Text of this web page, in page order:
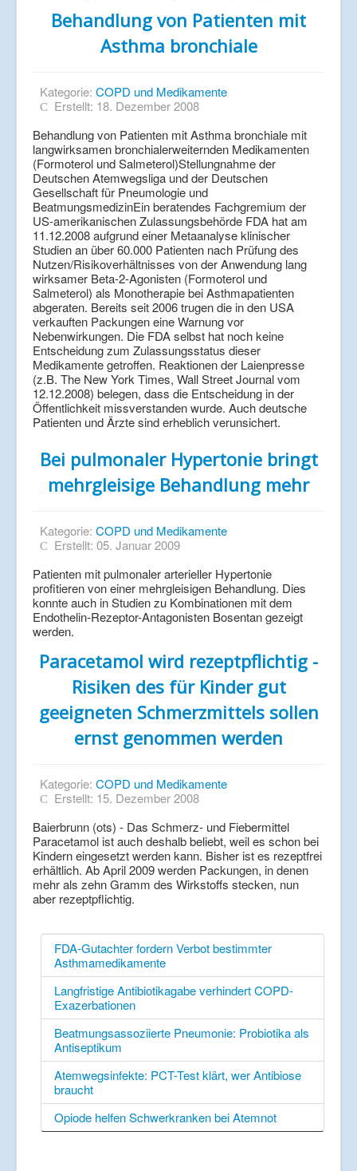
Behandlung von Patienten mit
Asthma bronchiale
Kategorie: COPD und Medikamente
Erstellt: 18. Dezember 2008
Behandlung von Patienten mit Asthma bronchiale mit
langwirksamen bronchialerweiternden Medikamenten
(Formoterol und Salmeterol)Stellungnahme der
Deutschen Atemwegsliga und der Deutschen
Gesellschaft für Pneumologie und
BeatmungsmedizinEin beratendes Fachgremium der
US-amerikanischen Zulassungsbehörde FDA hat am
11.12.2008 aufgrund einer Metaanalyse klinischer
Studien an über 60.000 Patienten nach Prüfung des
Nutzen/Risikoverhältnisses von der Anwendung lang
wirksamer Beta-2-Agonisten (Formoterol und
Salmeterol) als Monotherapie bei Asthmapatienten
abgeraten. Bereits seit 2006 trugen die in den USA
verkauften Packungen eine Warnung vor
Nebenwirkungen. Die FDA selbst hat noch keine
Entscheidung zum Zulassungsstatus dieser
Medikamente getroffen. Reaktionen der Laienpresse
(z.B. The New York Times, Wall Street Journal vom
12.12.2008) belegen, dass die Entscheidung in der
Öffentlichkeit missverstanden wurde. Auch deutsche
Patienten und Ärzte sind erheblich verunsichert.
Bei pulmonaler Hypertonie bringt
mehrgleisige Behandlung mehr
Kategorie: COPD und Medikamente
Erstellt: 05. Januar 2009
Patienten mit pulmonaler arterieller Hypertonie
profitieren von einer mehrgleisigen Behandlung. Dies
konnte auch in Studien zu Kombinationen mit dem
Endothelin-Rezeptor-Antagonisten Bosentan gezeigt
werden.
Paracetamol wird rezeptpflichtig -
Risiken des für Kinder gut
geeigneten Schmerzmittels sollen
ernst genommen werden
Kategorie: COPD und Medikamente
Erstellt: 15. Dezember 2008
Baierbrunn (ots) - Das Schmerz- und Fiebermittel
Paracetamol ist auch deshalb beliebt, weil es schon bei
Kindern eingesetzt werden kann. Bisher ist es rezeptfrei
erhältlich. Ab April 2009 werden Packungen, in denen
mehr als zehn Gramm des Wirkstoffs stecken, nun
aber rezeptpflichtig.
FDA-Gutachter fordern Verbot bestimmter
Asthmamedikamente
Langfristige Antibiotikagabe verhindert COPD-
Exazerbationen
Beatmungsassoziierte Pneumonie: Probiotika als
Antiseptikum
Atemwegsinfekte: PCT-Test klärt, wer Antibiose
braucht
Opiode helfen Schwerkranken bei Atemnot